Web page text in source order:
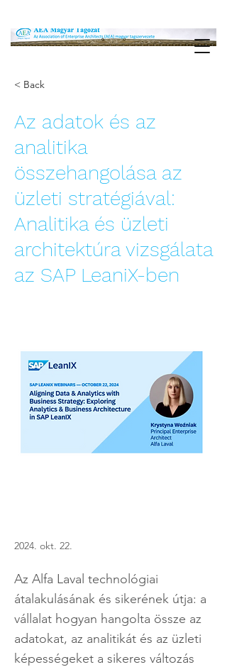
< Back
Az adatok és az
analitika
összehangolása az
üzleti stratégiával:
Analitika és üzleti
architektúra vizsgálata
az SAP LeaniX-ben
2024. okt. 22.
Az Alfa Laval technológiai
átalakulásának és sikerének útja: a
vállalat hogyan hangolta össze az
adatokat, az analitikát és az üzleti
képességeket a sikeres változás